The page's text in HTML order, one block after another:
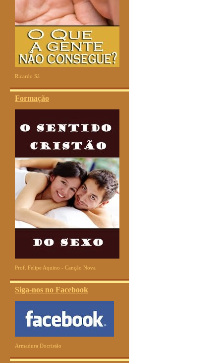
Ricardo Sá
Formação
Prof. Felipe Aquino - Canção Nova
Siga-nos no Facebook
Armadura Docristão